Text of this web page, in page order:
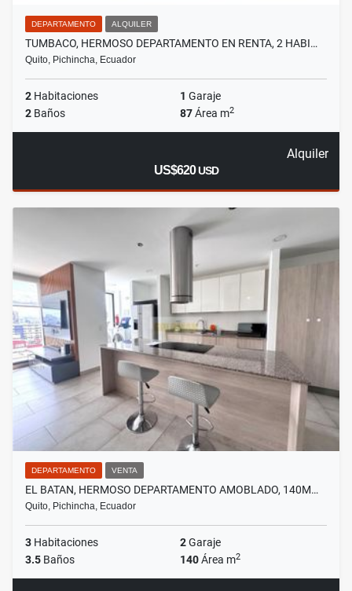
DEPARTAMENTO ALQUILER
TUMBACO, HERMOSO DEPARTAMENTO EN RENTA, 2 HABI…
Quito, Pichincha, Ecuador
2 Habitaciones 1 Garaje
2 Baños 87Área m2
Alquiler
US$620USD
DEPARTAMENTO VENTA
EL BATAN, HERMOSO DEPARTAMENTO AMOBLADO, 140M…
Quito, Pichincha, Ecuador
3 Habitaciones 2Garaje
3.5 Baños 140Área m2